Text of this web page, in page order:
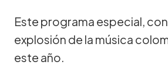
Este programa especial,
explosión de la música
este año.